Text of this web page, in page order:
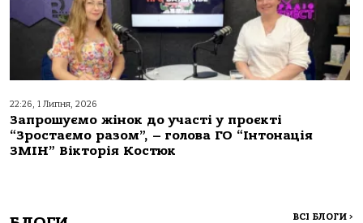
22:26, 1 Липня, 2026
Запрошуємо жінок до участі у проєкті
“Зростаємо разом”, – голова ГО “Інтонація
ЗМІН” Вікторія Костюк
ВСІ БЛОГИ >